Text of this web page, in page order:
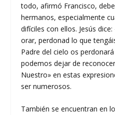
todo, afirmó Francisco,
hermanos, especialmente
difíciles con ellos. Jesús
orar, perdonad lo que
Padre del cielo os
podemos dejar de
Nuestro» en estas
ser numerosos.
También se encuentran en